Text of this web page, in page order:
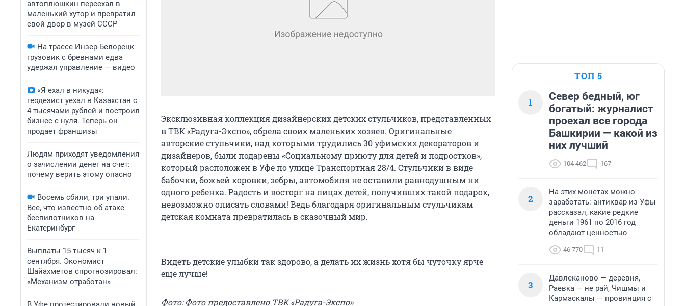
автоплюшкин переехал в
маленький хутор и превратил
свой двор в музей СССР
На трассе Инзер-Белорецк
грузовик с бревнами едва
удержал управление — видео
«Я ехал в никуда»:
геодезист уехал в Казахстан с
4 тысячами рублей и построил
бизнес с нуля. Теперь он
продает франшизы
Людям приходят уведомления
о зачислении денег на счет:
почему верить этому опасно
Восемь сбили, три упали.
Все, что известно об атаке
беспилотников на
Екатеринбург
Выплаты 15 тысяч к 1
сентября. Экономист
Шайахметов спрогнозировал:
«Механизм отработан»
Эксклюзивная коллекция дизайнерских детских стульчиков, представленных
в ТВК «Радуга-Экспо», обрела своих маленьких хозяев. Оригинальные
авторские стульчики, над которыми трудились 30 уфимских декораторов и
дизайнеров, были подарены «Социальному приюту для детей и подростков»,
который расположен в Уфе по улице Транспортная 28/4. Стульчики в виде
бабочки, божьей коровки, зебры, автомобиля не оставили равнодушным ни
одного ребенка. Радость и восторг на лицах детей, получивших такой подарок,
невозможно описать словами! Ведь благодаря оригинальным стульчикам
детская комната превратилась в сказочный мир.
Видеть детские улыбки так здорово, а делать их жизнь хотя бы чуточку ярче
еще лучше!
Фото: Фото предоставлено ТВК «Радуга-Экспо»
ТОП 5
1
Север бедный, юг
богатый: журналист
проехал все города
Башкирии — какой из
них лучший
104 462 167
2
На этих монетах можно
заработать: антиквар из Уфы
рассказал, какие редкие
деньги 1961 по 2016 год
обладают ценностью
46 770 11
3
Давлеканово — деревня,
Раевка — не рай, Чишмы и
Кармаскалы — провинция с